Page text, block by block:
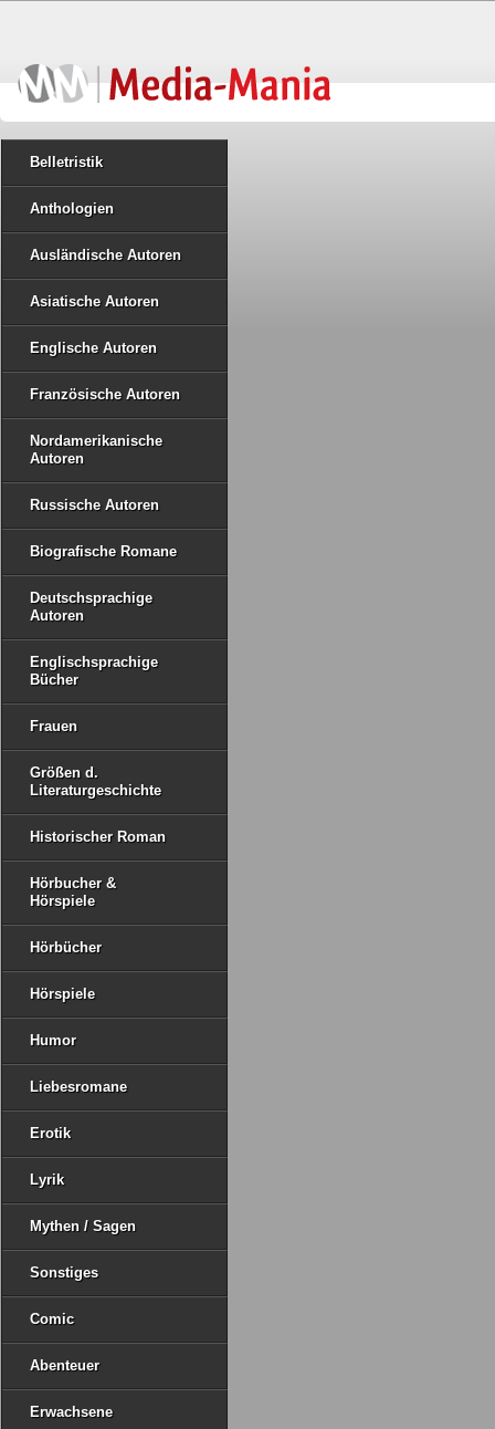
Belletristik
Anthologien
Ausländische Autoren
Asiatische Autoren
Englische Autoren
Französische Autoren
Nordamerikanische
Autoren
Russische Autoren
Biografische Romane
Deutschsprachige
Autoren
Englischsprachige
Bücher
Frauen
Größen d.
Literaturgeschichte
Historischer Roman
Hörbucher &
Hörspiele
Hörbücher
Hörspiele
Humor
Liebesromane
Erotik
Lyrik
Mythen / Sagen
Sonstiges
Comic
Abenteuer
Erwachsene